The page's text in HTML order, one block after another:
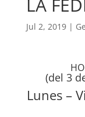
LA
Jul 2, 2019|
(del 3
Lunes –